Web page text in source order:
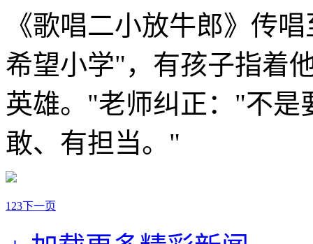
《歌唱二小放牛郎》传
希望小学"，有孩子指着
英雄。"老师纠正："不是
敢、有担当。"
1 23下一页